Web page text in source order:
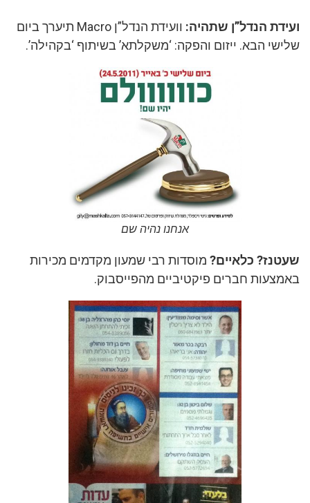
ועידת הנדל”ן שתהיה:
וועידת הנדל”ן Macro תיערך ביום
שלישי הבא. ייזום והפקה: ‘משקלתא’ בשיתוף ‘בקהילה’.
אנחנו נהיה שם
שעטנז? כלאיים? מוסדות רבי שמעון מקדמים מכירות
באמצעות חברים פיקטיביים מהפייסבוק.